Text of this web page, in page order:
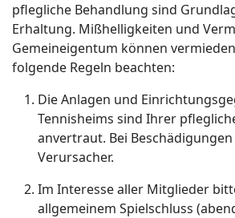
pflegliche Behandlung sind
Erhaltung. Mißhelligkeiten und
Gemeineigentum können
folgende Regeln beachten:
Die Anlagen und
Tennisheims sind Ihrer
anvertraut. Bei
Verursacher.
Im Interesse aller Mitglieder
allgemeinem Spielschluss